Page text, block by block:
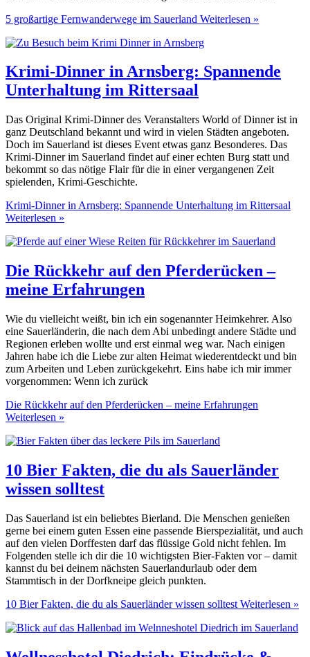
5 großartige Fernwanderwege im Sauerland Weiterlesen »
Krimi-Dinner in Arnsberg: Spannende
Unterhaltung im Rittersaal
Das Original Krimi-Dinner des Veranstalters World of Dinner ist in
ganz Deutschland bekannt und wird in vielen Städten angeboten.
Doch im Sauerland ist dieses Event etwas ganz Besonderes. Das
Krimi-Dinner im Sauerland findet auf einer echten Burg statt und
bekommt so das nötige Flair für die in einer vergangenen Zeit
spielenden, Krimi-Geschichte.
Krimi-Dinner in Arnsberg: Spannende Unterhaltung im Rittersaal
Weiterlesen »
Die Rückkehr auf den Pferderücken –
meine Erfahrungen
Wie du vielleicht weißt, bin ich ein sogenannter Heimkehrer. Also
eine Sauerländerin, die nach dem Abi unbedingt andere Städte und
Regionen erleben wollte und erst einmal weg war. Nach einigen
Jahren habe ich die Liebe zur alten Heimat wiederentdeckt und bin
zum Arbeiten und Leben zurückgekehrt. Eins habe ich mir immer
vorgenommen: Wenn ich zurück
Die Rückkehr auf den Pferderücken – meine Erfahrungen
Weiterlesen »
10 Bier Fakten, die du als Sauerländer
wissen solltest
Das Sauerland ist ein beliebtes Bierland. Die Menschen genießen
gerne bei einem guten Essen eine passende Bierspezialität, und auch
auf den vielen Dorffesten darf das flüssige Gold nicht fehlen. Im
Folgenden stelle ich dir die 10 wichtigsten Bier-Fakten vor – damit
kannst du bei deinem nächsten Sauerlandurlaub oder dem
Stammtisch in der Dorfkneipe gleich punkten.
10 Bier Fakten, die du als Sauerländer wissen solltest Weiterlesen »